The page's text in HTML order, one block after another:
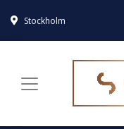
Stockholm